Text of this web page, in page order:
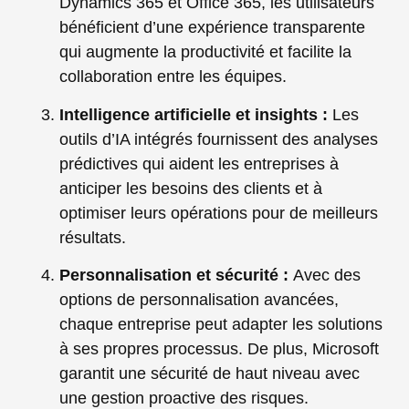
bénéficient d’une expérience transparente
qui augmente la productivité et facilite la
collaboration entre les équipes.
Intelligence artificielle et insights : Les
outils d’IA intégrés fournissent des analyses
prédictives qui aident les entreprises à
anticiper les besoins des clients et à
optimiser leurs opérations pour de meilleurs
résultats.
Personnalisation et sécurité : Avec des
options de personnalisation avancées,
chaque entreprise peut adapter les solutions
à ses propres processus. De plus, Microsoft
garantit une sécurité de haut niveau avec
une gestion proactive des risques.